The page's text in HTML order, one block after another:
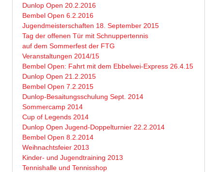
Dunlop Open 20.2.2016
Bembel Open 6.2.2016
Jugendmeisterschaften 18. September 2015
Tag der offenen Tür mit Schnuppertennis
auf dem Sommerfest der FTG
Veranstaltungen 2014/15
Bembel Open: Fahrt mit dem Ebbelwei-Express 26.4.15
Dunlop Open 21.2.2015
Bembel Open 7.2.2015
Dunlop-Besaitungsschulung Sept. 2014
Sommercamp 2014
Cup of Legends 2014
Dunlop Open Jugend-Doppelturnier 22.2.2014
Bembel Open 8.2.2014
Weihnachtsfeier 2013
Kinder- und Jugendtraining 2013
Tennishalle und Tennisshop